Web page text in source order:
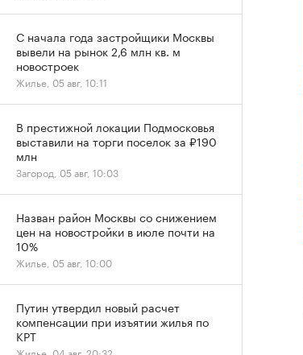
С начала года застройщики Москвы
вывели на рынок 2,6 млн кв. м
новостроек
Жилье, 05 авг, 10:11
В престижной локации Подмосковья
выставили на торги поселок за ₽190
млн
Загород, 05 авг, 10:03
Назван район Москвы со снижением
цен на новостройки в июле почти на
10%
Жилье, 05 авг, 10:00
Путин утвердил новый расчет
компенсации при изъятии жилья по
КРТ